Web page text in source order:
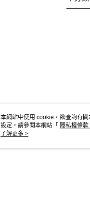
本網站中使用 cookie，欲查詢有
設定，請參閱本網站「 隱私權條款
使用 cookie。
了解更多 >